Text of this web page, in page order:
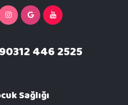
446 2525
Sağlığı